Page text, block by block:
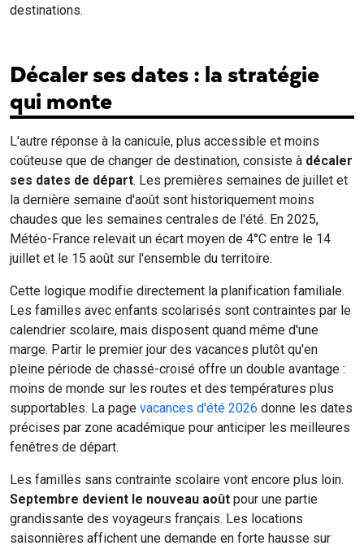
destinations.
Décaler ses dates : la stratégie
qui monte
L'autre réponse à la canicule, plus accessible et moins
coûteuse que de changer de destination, consiste à décaler
ses dates de départ. Les premières semaines de juillet et
la dernière semaine d'août sont historiquement moins
chaudes que les semaines centrales de l'été. En 2025,
Météo-France relevait un écart moyen de 4°C entre le 14
juillet et le 15 août sur l'ensemble du territoire.
Cette logique modifie directement la planification familiale.
Les familles avec enfants scolarisés sont contraintes par le
calendrier scolaire, mais disposent quand même d'une
marge. Partir le premier jour des vacances plutôt qu'en
pleine période de chassé-croisé offre un double avantage :
moins de monde sur les routes et des températures plus
supportables. La page vacances d'été 2026 donne les dates
précises par zone académique pour anticiper les meilleures
fenêtres de départ.
Les familles sans contrainte scolaire vont encore plus loin.
Septembre devient le nouveau août pour une partie
grandissante des voyageurs français. Les locations
saisonnières affichent une demande en forte hausse sur